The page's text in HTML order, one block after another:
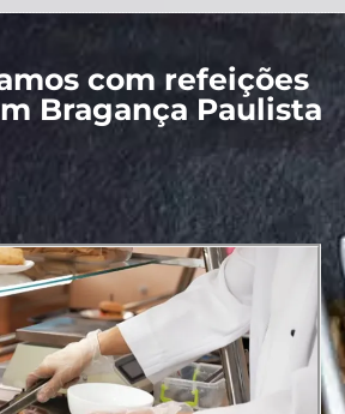
com refeições
Bragança Paulista